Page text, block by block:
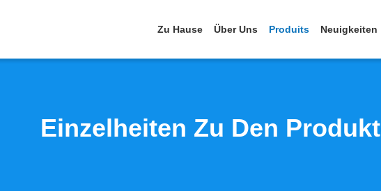
Zu Hause Über Uns Produits Neuigkeiten
Einzelheiten Zu Den